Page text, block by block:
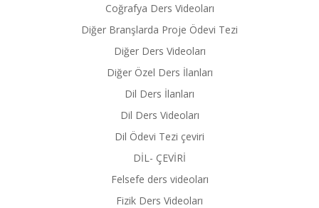
Coğrafya Ders Videoları
Diğer Branşlarda Proje Ödevi Tezi
Diğer Ders Videoları
Diğer Özel Ders İlanları
Dil Ders İlanları
Dil Ders Videoları
Dil Ödevi Tezi çeviri
DİL- ÇEVİRİ
Felsefe ders videoları
Fizik Ders Videoları